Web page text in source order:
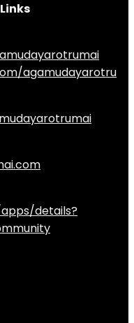
agamudayarotru
details?